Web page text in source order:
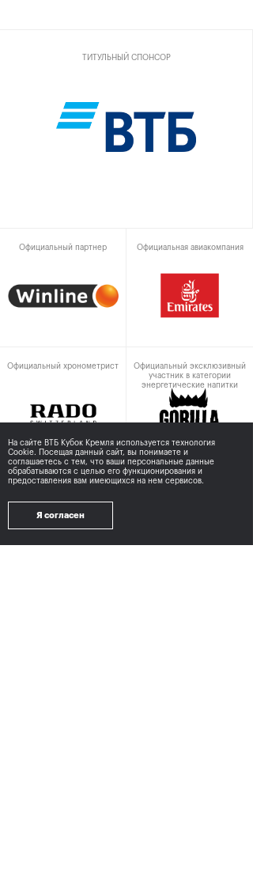
ТИТУЛЬНЫЙ СПОНСОР
Официальный партнер Официальная авиакомпания
Официальный хронометрист
Официальный эксклюзивный
участник в категории
энергетические напитки
На сайте ВТБ Кубок Кремля используется технология
Cookie. Посещая данный сайт, вы понимаете и
соглашаетесь с тем, что ваши персональные данные
обрабатываются с целью его функционирования и
предоставления вам имеющихся на нем сервисов.
Я согласен